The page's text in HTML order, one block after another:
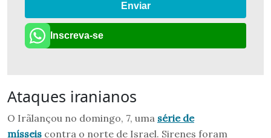
Enviar
Inscreva-se
Ataques iranianos
O Irãlançou no domingo, 7, uma série de
mísseis contra o norte de Israel. Sirenes foram